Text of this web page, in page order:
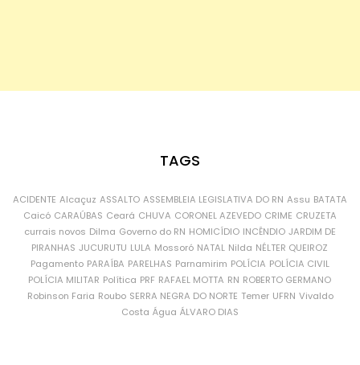
TAGS
ACIDENTE Alcaçuz ASSALTO ASSEMBLEIA LEGISLATIVA DO RN Assu BATATA
Caicó CARAÚBAS Ceará CHUVA CORONEL AZEVEDO CRIME CRUZETA
currais novos Dilma Governo do RN HOMICÍDIO INCÊNDIO JARDIM DE
PIRANHAS JUCURUTU LULA Mossoró NATAL Nilda NÉLTER QUEIROZ
Pagamento PARAÍBA PARELHAS Parnamirim POLÍCIA POLÍCIA CIVIL
POLÍCIA MILITAR Política PRF RAFAEL MOTTA RN ROBERTO GERMANO
Robinson Faria Roubo SERRA NEGRA DO NORTE Temer UFRN Vivaldo
Costa Água ÁLVARO DIAS